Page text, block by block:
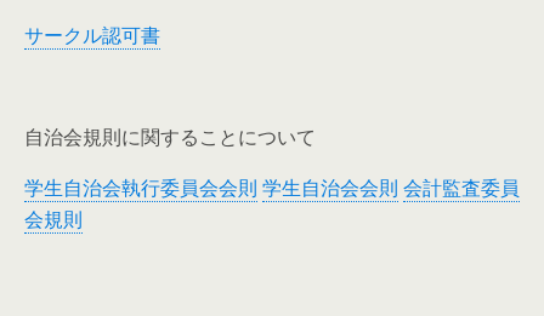
サークル認可書
自治会規則に関することについて
学生自治会執行委員会会則 学生自治会会則 会計監査委員
会規則